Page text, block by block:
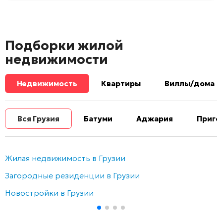
Подборки жилой
недвижимости
Недвижимость Квартиры Виллы/дома
Вся Грузия Батуми Аджария
Жилая недвижимость в Грузии
Загородные резиденции в Грузии
Новостройки в Грузии